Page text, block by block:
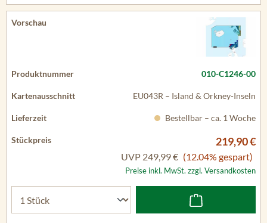
010-C1246-00
EU043R – Island & Orkney-Inseln
Bestellbar – ca. 1 Woche
219,90 €
UVP 249,99 € (12.04% gespart)
Preise inkl. MwSt. zzgl. Versandkosten